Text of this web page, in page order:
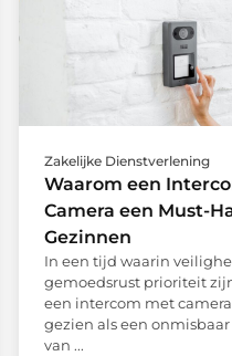
Zakelijke Dienstverlening
Waarom een
Camera een Must-
Gezinnen
In een tijd waarin
gemoedsrust prioriteit
een intercom met
gezien als een
van ...